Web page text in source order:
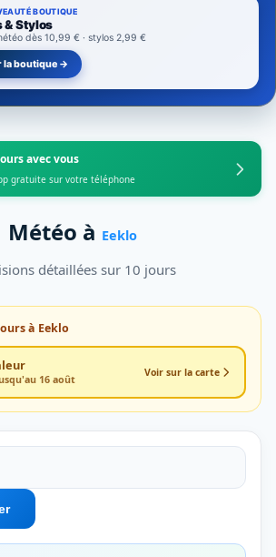
BOUTIQUE
& Stylos
dès 10,99 € · stylos 2,99 €
la boutique →
avec vous
gratuite sur votre téléphone
Météo à Eeklo
détaillées sur 10 jours
à Eeklo
16 août
Voir sur la carte